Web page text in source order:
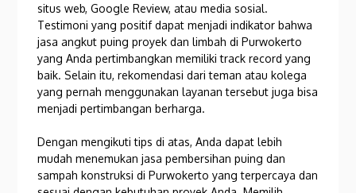
situs web, Google Review, atau media sosial.
Testimoni yang positif dapat menjadi indikator bahwa
jasa angkut puing proyek dan limbah di Purwokerto
yang Anda pertimbangkan memiliki track record yang
baik. Selain itu, rekomendasi dari teman atau kolega
yang pernah menggunakan layanan tersebut juga bisa
menjadi pertimbangan berharga.
Dengan mengikuti tips di atas, Anda dapat lebih
mudah menemukan jasa pembersihan puing dan
sampah konstruksi di Purwokerto yang terpercaya dan